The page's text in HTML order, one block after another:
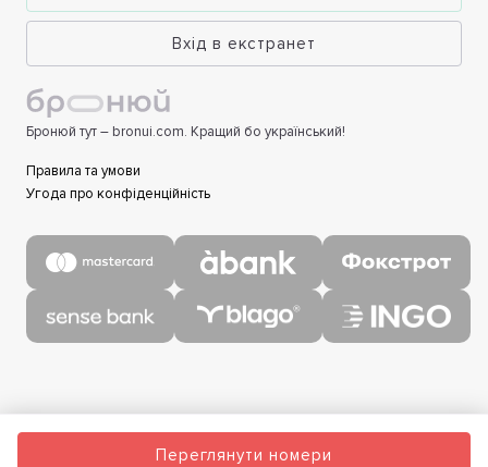
Переглянути номери
Вхід в екстранет
Бронюй тут – bronui.com. Кращий бо український!
Правила та умови
Угода про конфіденційність